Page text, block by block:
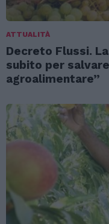
ATTUALITÀ
Decreto Flussi.
subito per
agroalimentare”